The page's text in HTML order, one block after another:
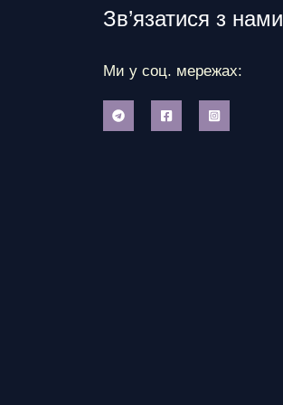
Зв’язатися з нами
Ми у соц. мережах: